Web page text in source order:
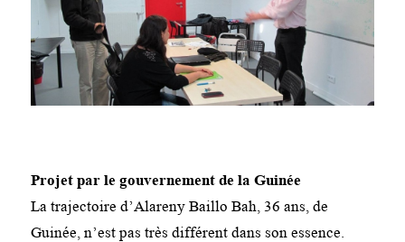
Projet par le gouvernement de la Guinée
La trajectoire d’Alareny Baillo Bah, 36 ans, de
Guinée, n’est pas très différent dans son essence.